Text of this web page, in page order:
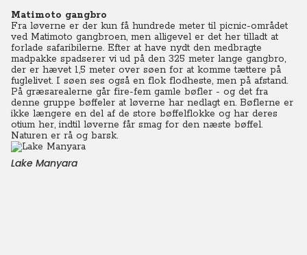
Matimoto gangbro
Fra løverne er der kun få hundrede meter til picnic-området
ved Matimoto gangbroen, men alligevel er det her tilladt at
forlade safaribilerne. Efter at have nydt den medbragte
madpakke spadserer vi ud på den 325 meter lange gangbro,
der er hævet 1,5 meter over søen for at komme tættere på
fuglelivet. I søen ses også en flok flodheste, men på afstand.
På græsarealerne går fire-fem gamle bøfler - og det fra
denne gruppe bøffeler at løverne har nedlagt en. Bøflerne er
ikke længere en del af de store bøffelflokke og har deres
otium her, indtil løverne får smag for den næste bøffel.
Naturen er rå og barsk.
Lake Manyara